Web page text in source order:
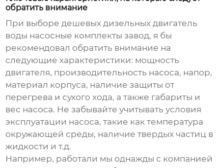
обратить внимание
При выборедешевых дизельных двигатель
воды насосные комплекты завод, я бы
рекомендовал обратить внимание на
следующие характеристики: мощность
двигателя, производительность насоса, напор,
материал корпуса, наличие защиты от
перегрева и сухого хода, а также габариты и
вес насоса. Не забывайте учитывать условия
эксплуатации насоса, такие как температура
окружающей среды, наличие твердых частиц в
жидкости и т.д.
Например, работали мы однажды с компанией